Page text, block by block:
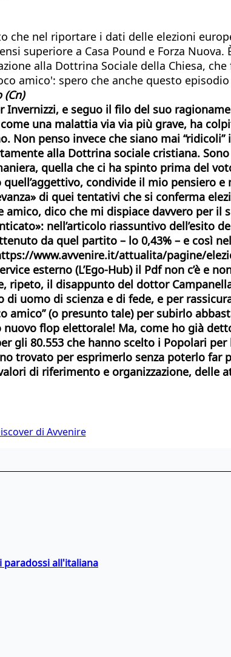
che nel riportare i dati delle elezioni
superiore a Casa Pound e Forza
alla Dottrina Sociale della Chiesa,
amico': spero che anche questo
(Cn)
Invernizzi, e seguo il filo del suo
una malattia via via più grave, ha
Non penso invece che siano mai
alla Dottrina sociale cristiana.
quella che ci ha spinto prima del
condivide il mio pensiero
di quei tentativi che si conferma
amico, dico che mi dispiace davvero per
nell’articolo riassuntivo dell’esito
da quel partito – lo 0,43% – e così
www.avvenire.it/attualita/pagine/
esterno (L’Ego-Hub) il Pdf non c’è e
ripeto, il disappunto del dottor
di uomo di scienza e di fede, e per
amico” (o presunto tale) per subirlo
flop elettorale! Ma, come ho già
gli 80.553 che hanno scelto i Popolari
trovato per esprimerlo senza poterlo
di riferimento e organizzazione, delle
di Avvenire
paradossi all'italiana